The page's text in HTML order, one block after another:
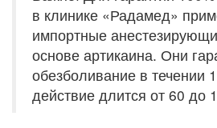
в клинике «Радамед»
импортные
основе артикаина. Они
обезболивание в течении
действие длится от 60 до